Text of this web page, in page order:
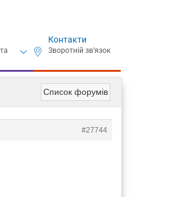
Контакти
Список форумів
#27744